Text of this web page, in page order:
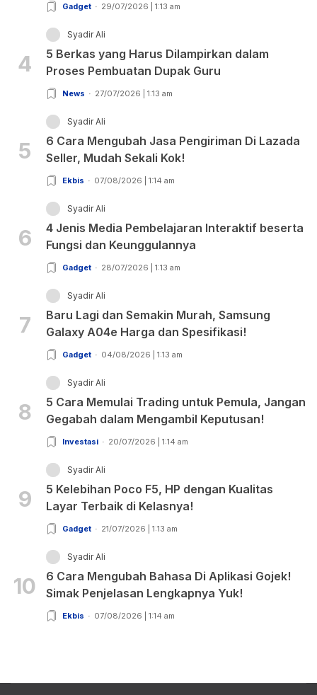
Gadget 29/07/2026 | 1:13 am
4
Syadir Ali
5 Berkas yang Harus Dilampirkan dalam
Proses Pembuatan Dupak Guru
News 27/07/2026 | 1:13 am
5
Syadir Ali
6 Cara Mengubah Jasa Pengiriman Di Lazada
Seller, Mudah Sekali Kok!
Ekbis 07/08/2026 | 1:14 am
6
Syadir Ali
4 Jenis Media Pembelajaran Interaktif beserta
Fungsi dan Keunggulannya
Gadget 28/07/2026 | 1:13 am
7
Syadir Ali
Baru Lagi dan Semakin Murah, Samsung
Galaxy A04e Harga dan Spesifikasi!
Gadget 04/08/2026 | 1:13 am
8
Syadir Ali
5 Cara Memulai Trading untuk Pemula, Jangan
Gegabah dalam Mengambil Keputusan!
Investasi 20/07/2026 | 1:14 am
9
Syadir Ali
5 Kelebihan Poco F5, HP dengan Kualitas
Layar Terbaik di Kelasnya!
Gadget 21/07/2026 | 1:13 am
10
Syadir Ali
6 Cara Mengubah Bahasa Di Aplikasi Gojek!
Simak Penjelasan Lengkapnya Yuk!
Ekbis 07/08/2026 | 1:14 am